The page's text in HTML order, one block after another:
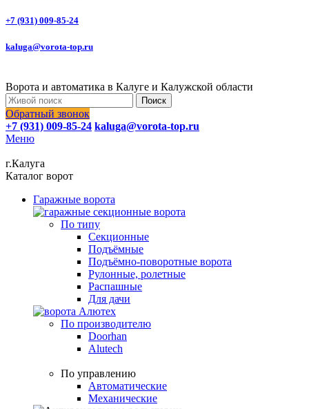
+7 (931) 009-85-24
kaluga@vorota-top.ru
Ворота и автоматика в Калуге и Калужской области
Поиск
Обратный звонок
+7 (931) 009-85-24 kaluga@vorota-top.ru
Меню
г.Калуга
Каталог ворот
Гаражные ворота
По типу
Секционные
Подъёмные
Подъёмно-поворотные ворота
Рулонные, ролетные
Распашные
Для дачи
По производителю
Doorhan
Alutech
По управлению
Автоматические
Механические